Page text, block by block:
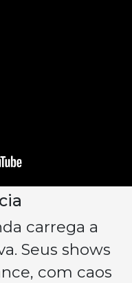
carrega a
Seus shows
com caos